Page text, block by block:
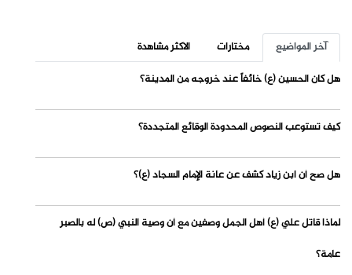
آخر المواضيع مختارات
الاكثر مشاهدة
هل كان الحسين (ع) خائفاً عند خروجه من المدينة؟
كيف تستوعب النصوص المحدودة الوقائع المتجددة؟
هل صح أن ابن زياد كشف عن عانة الإمام السجاد (ع)؟
لماذا قاتل علي (ع) أهل الجمل وصفين مع أن وصية النبي (ص) له بالصبر
عامة؟